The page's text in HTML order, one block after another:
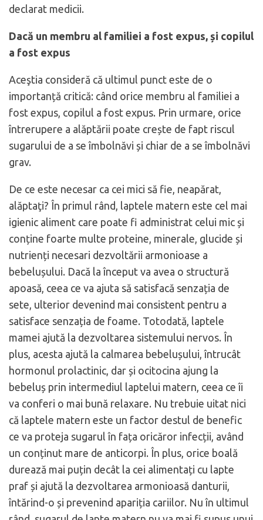
declarat medicii.
Dacă un membru al familiei a fost expus, și copilul
a fost expus
Aceştia consideră că ultimul punct este de o
importanță critică: când orice membru al familiei a
fost expus, copilul a fost expus. Prin urmare, orice
întrerupere a alăptării poate crește de fapt riscul
sugarului de a se îmbolnăvi și chiar de a se îmbolnăvi
grav.
De ce este necesar ca cei mici să fie, neapărat,
alăptaţi? În primul rând, laptele matern este cel mai
igienic aliment care poate fi administrat celui mic și
conține foarte multe proteine, minerale, glucide și
nutrienți necesari dezvoltării armonioase a
bebelușului. Dacă la început va avea o structură
apoasă, ceea ce va ajuta să satisfacă senzația de
sete, ulterior devenind mai consistent pentru a
satisface senzația de foame. Totodată, laptele
mamei ajută la dezvoltarea sistemului nervos. În
plus, acesta ajută la calmarea bebelușului, întrucât
hormonul prolactinic, dar și ocitocina ajung la
bebeluș prin intermediul laptelui matern, ceea ce îi
va conferi o mai bună relaxare. Nu trebuie uitat nici
că laptele matern este un factor destul de benefic
ce va proteja sugarul în fața oricăror infecții, având
un conținut mare de anticorpi. În plus, orice boală
durează mai puțin decât la cei alimentați cu lapte
praf și ajută la dezvoltarea armonioasă danturii,
întărind-o și prevenind apariția cariilor. Nu în ultimul